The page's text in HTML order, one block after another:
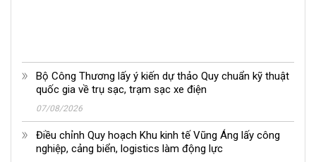
Bộ Công Thương lấy ý kiến dự thảo Quy chuẩn kỹ thuật
quốc gia về trụ sạc, trạm sạc xe điện
Điều chỉnh Quy hoạch Khu kinh tế Vũng Áng lấy công
nghiệp, cảng biển, logistics làm động lực